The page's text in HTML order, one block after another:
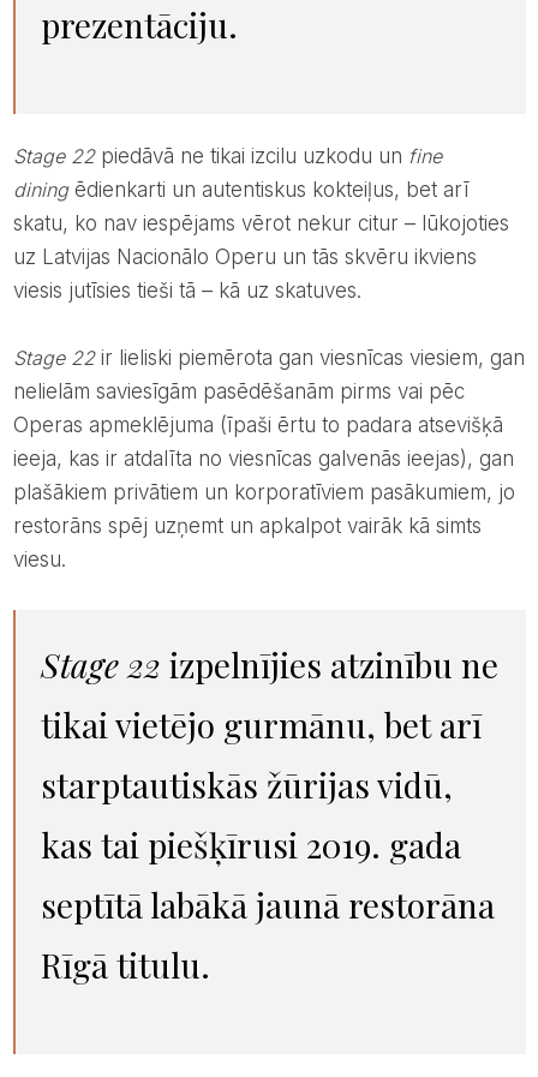
prezentāciju.
Stage 22piedāvā ne tikai izcilu uzkodu un fine
diningēdienkarti un autentiskus kokteiļus, bet arī
skatu, ko nav iespējams vērot nekur citur – lūkojoties
uz Latvijas Nacionālo Operu un tās skvēru ikviens
viesis jutīsies tieši tā – kā uz skatuves.
Stage 22ir lieliski piemērota gan viesnīcas viesiem, gan
nelielām saviesīgām pasēdēšanām pirms vai pēc
Operas apmeklējuma (īpaši ērtu to padara atsevišķā
ieeja, kas ir atdalīta no viesnīcas galvenās ieejas), gan
plašākiem privātiem un korporatīviem pasākumiem, jo
restorāns spēj uzņemt un apkalpot vairāk kā simts
viesu.
Stage 22 izpelnījies atzinību ne
tikai vietējo gurmānu, bet arī
starptautiskās žūrijas vidū,
kas tai piešķīrusi 2019. gada
septītā labākā jaunā restorāna
Rīgā titulu.